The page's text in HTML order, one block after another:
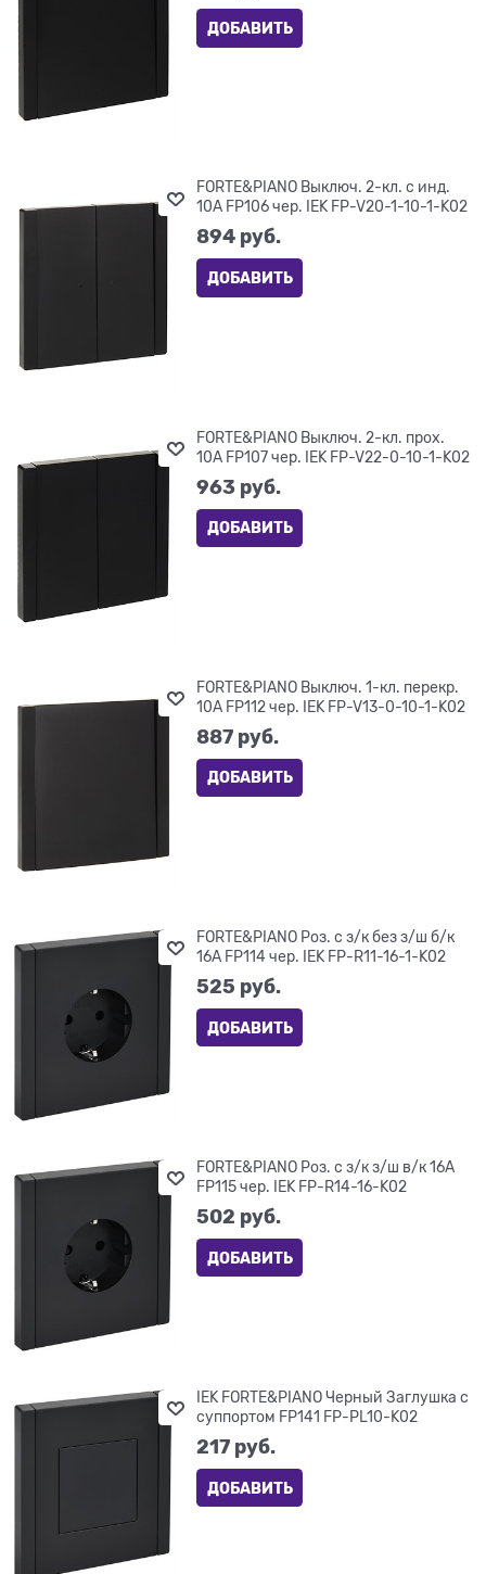
ДОБАВИТЬ
FORTE&PIANO Выключ. 2-кл. с инд.
10А FP106 чер. IEK FP-V20-1-10-1-K02
894 руб.
ДОБАВИТЬ
FORTE&PIANO Выключ. 2-кл. прох.
10А FP107 чер. IEK FP-V22-0-10-1-K02
963 руб.
ДОБАВИТЬ
FORTE&PIANO Выключ. 1-кл. перекр.
10А FP112 чер. IEK FP-V13-0-10-1-K02
887 руб.
ДОБАВИТЬ
FORTE&PIANO Роз. с з/к без з/ш б/к
16А FP114 чер. IEK FP-R11-16-1-K02
525 руб.
ДОБАВИТЬ
FORTE&PIANO Роз. с з/к з/ш в/к 16А
FP115 чер. IEK FP-R14-16-K02
502 руб.
ДОБАВИТЬ
IEK FORTE&PIANO Черный Заглушка с
суппортом FP141 FP-PL10-K02
217 руб.
ДОБАВИТЬ